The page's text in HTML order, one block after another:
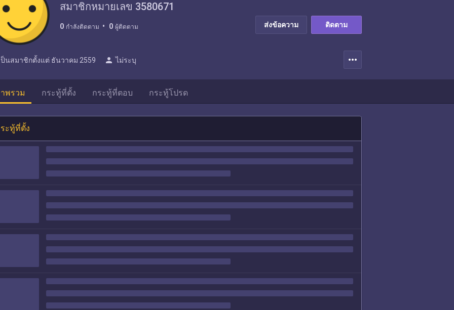
สมาชิกหมายเลข 3580671
0 กำลังติดตาม 0 ผู้ติดตาม ส่งข้อความ ติดตาม
ป็นสมาชิกตั้งแต่ ธันวาคม 2559 person ไม่ระบุ more_horiz
พรวม กระทู้ที่ตั้ง กระทู้ที่ตอบ กระทู้โปรด
ะทู้ที่ตั้ง